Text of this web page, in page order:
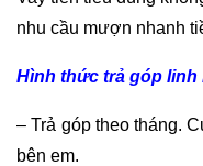
nhu cầu mượn nhanh
Hình thức trả góp linh
– Trả góp theo tháng.
bên em.